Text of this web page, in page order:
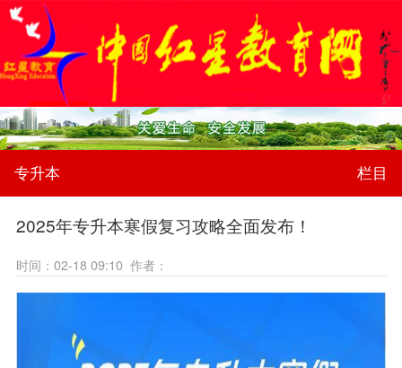
专升本 栏目
2025年专升本寒假复习攻略全面发布！
时间：02-18 09:10 作者：